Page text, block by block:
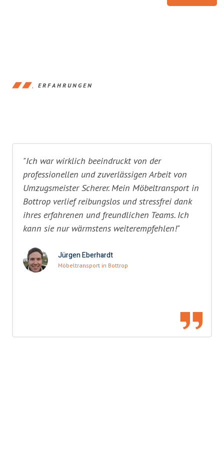
ERFAHRUNGEN
"Ich war wirklich beeindruckt von der
professionellen und zuverlässigen Arbeit von
Umzugsmeister Scherer. Mein Möbeltransport in
Bottrop verlief reibungslos und stressfrei dank
ihres erfahrenen und freundlichen Teams. Ich
kann sie nur wärmstens weiterempfehlen!"
Jürgen Eberhardt
Möbeltransport in Bottrop